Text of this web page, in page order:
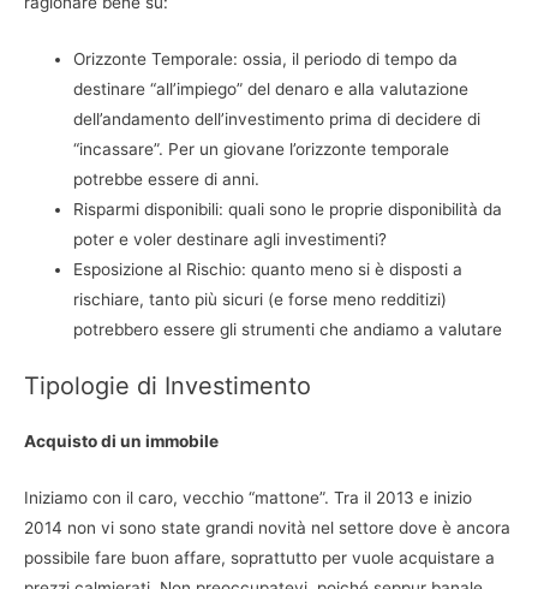
Orizzonte Temporale: ossia, il periodo di tempo da
destinare “all’impiego” del denaro e alla valutazione
dell’andamento dell’investimento prima di decidere di
“incassare”. Per un giovane l’orizzonte temporale
potrebbe essere di anni.
Risparmi disponibili: quali sono le proprie disponibilità da
poter e voler destinare agli investimenti?
Esposizione al Rischio: quanto meno si è disposti a
rischiare, tanto più sicuri (e forse meno redditizi)
potrebbero essere gli strumenti che andiamo a valutare
Tipologie di Investimento
Acquisto di un immobile
Iniziamo con il caro, vecchio “mattone”. Tra il 2013 e inizio
2014 non vi sono state grandi novità nel settore dove è ancora
possibile fare buon affare, soprattutto per vuole acquistare a